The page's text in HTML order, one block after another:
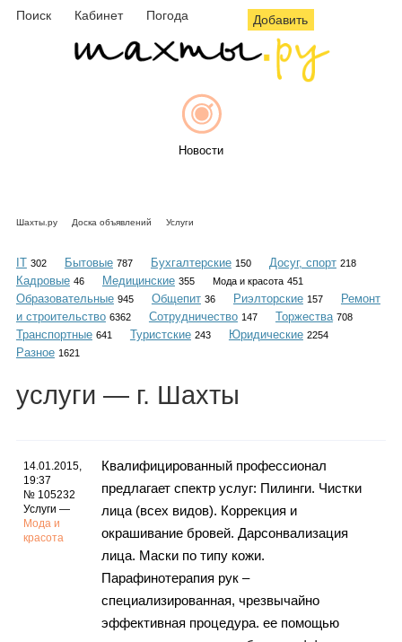
Поиск Кабинет Погода Добавить
Новости
Объявления
Каталог
Инфо
Гороскоп
Шахты.ру Доска объявлений Услуги
IT 302 Бытовые 787 Бухгалтерские 150 Досуг, спорт 218
Кадровые 46 Медицинские 355 Мода и красота 451
Образовательные 945 Общепит 36 Риэлторские 157
Ремонт
и строительство 6362 Сотрудничество 147 Торжества 708
Транспортные 641 Туристские 243 Юридические 2254
Разное 1621
услуги — г. Шахты
14.01.2015,
19:37
№ 105232
Услуги —
Мода и
красота
Квалифицированный профессионал
предлагает спектр услуг: Пилинги. Чистки
лица (всех видов). Коррекция и
окрашивание бровей. Дарсонвализация
лица. Маски по типу кожи.
Парафинотерапия рук –
специализированная, чрезвычайно
эффективная процедура. ее помощью